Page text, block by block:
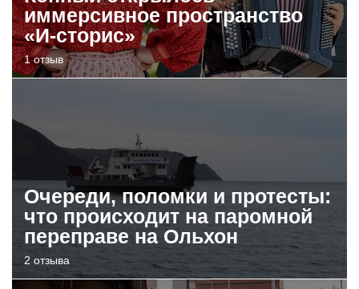
иммерсивное пространство
«И-сторис»
1 отзыв
Очереди, поломки и протесты:
что происходит на паромной
переправе на Ольхон
2 отзыва